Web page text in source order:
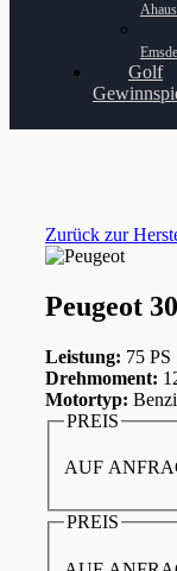
Ahaus
Golf
Zurück zur
Peugeot
Leistung: 75 PS
Drehmoment:
Motortyp:
PREIS
AUF
PREIS